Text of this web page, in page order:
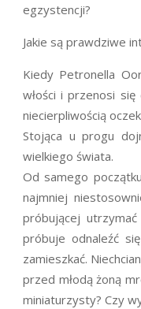
egzystencji?
Jakie są prawdziwe
Kiedy Petronella
włości i przenosi
niecierpliwością
Stojąca u progu
wielkiego świata.
Od samego
najmniej
próbującej
próbuje odnaleźć
zamieszkać.
przed młodą żoną
miniaturzysty? Czy